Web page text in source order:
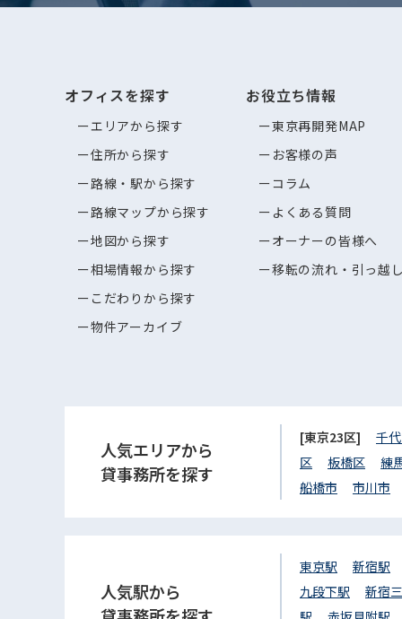
オフィスを探す
エリアから探す
住所から探す
路線・駅から探す
路線マップから探す
地図から探す
相場情報から探す
こだわりから探す
物件アーカイブ
お役立ち情報
東京再開発MAP
お客様の声
コラム
よくある質問
オーナーの皆様へ
移転の流れ・引っ越
人気エリアから
貸事務所を探す
[東京23区] 千
区
板橋区
練
船橋市
市川市
人気駅から
東京駅
新宿駅
九段下駅
新宿